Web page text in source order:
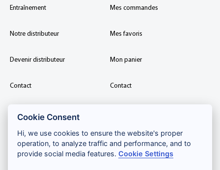
Entraînement
Notre distributeur
Devenir distributeur
Contact
Conseils et astuces
Mes commandes
Mes favoris
Mon panier
Contact
Cookie Consent
Hi, we use cookies to ensure the website's proper
operation, to analyze traffic and performance, and to
provide social media features.Cookie Settings